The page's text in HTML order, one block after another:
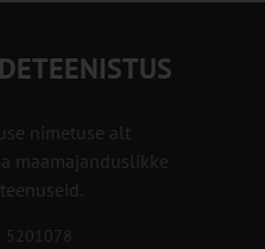
nimetuse alt
maamajanduslikke
5201078